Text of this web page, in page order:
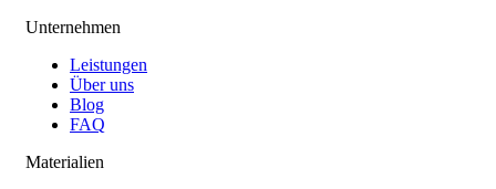
Unternehmen
Leistungen
Über uns
Blog
FAQ
Materialien